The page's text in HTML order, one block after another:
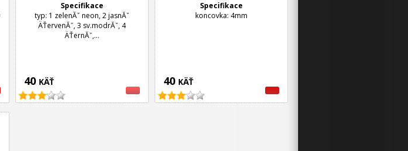
40 KÄŤ
Specifikace
typ: 1 zelenĂˇ neon, 2 jasnĂˇ
ÄŤervenĂˇ, 3 sv.modrĂˇ, 4
ÄŤernĂˇ,...
40 KÄŤ
Specifikace
koncovka: 4mm